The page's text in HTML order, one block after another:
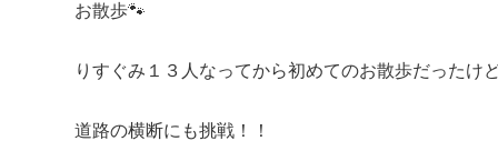
お散歩🐾
りすぐみ１３人なってから初めてのお散歩だったけ
道路の横断にも挑戦！！